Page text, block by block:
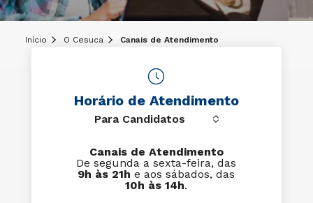
Início O Cesuca Canais de Atendimento
Horário de Atendimento
Canais de Atendimento
De segunda a sexta-feira, das
9h às 21h e aos sábados, das
10h às 14h.